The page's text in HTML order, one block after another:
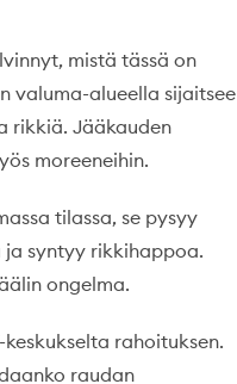
mistä tässä on
valuma-alueella sijaitsee
rikkiä. Jääkauden
moreeneihin.
tilassa, se pysyy
syntyy rikkihappoa.
ongelma.
rahoituksen.
raudan